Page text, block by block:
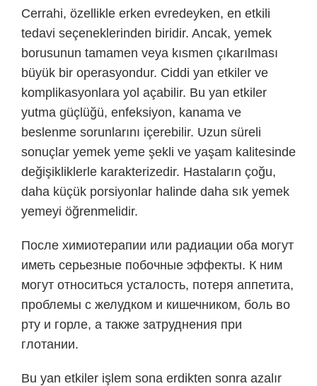
Cerrahi, özellikle erken evredeyken, en etkili
tedavi seçeneklerinden biridir. Ancak, yemek
borusunun tamamen veya kısmen çıkarılması
büyük bir operasyondur. Ciddi yan etkiler ve
komplikasyonlara yol açabilir. Bu yan etkiler
yutma güçlüğü, enfeksiyon, kanama ve
beslenme sorunlarını içerebilir. Uzun süreli
sonuçlar yemek yeme şekli ve yaşam kalitesinde
değişikliklerle karakterizedir. Hastaların çoğu,
daha küçük porsiyonlar halinde daha sık yemek
yemeyi öğrenmelidir.
После химиотерапии или радиации оба могут
иметь серьезные побочные эффекты. К ним
могут относиться усталость, потеря аппетита,
проблемы с желудком и кишечником, боль во
рту и горле, а также затруднения при
глотании.
Bu yan etkiler işlem sona erdikten sonra azalır